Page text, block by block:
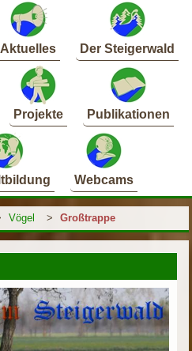
Aktuelles Der Steigerwald
Projekte Publikationen
Webcams
Vögel > Großtrappe